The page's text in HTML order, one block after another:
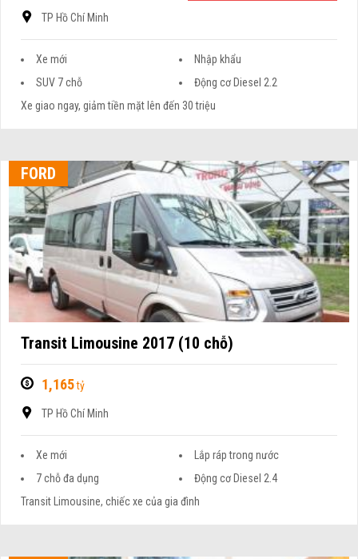
TP Hồ Chí Minh
Xe mới
Nhập khẩu
SUV 7 chỗ
Động cơ Diesel 2.2
Xe giao ngay, giảm tiền mặt lên đến 30 triệu
FORD
Transit Limousine 2017 (10 chỗ)
1,165tỷ
TP Hồ Chí Minh
Xe mới
Lắp ráp trong nước
7 chỗ đa dụng
Động cơ Diesel 2.4
Transit Limousine, chiếc xe của gia đình